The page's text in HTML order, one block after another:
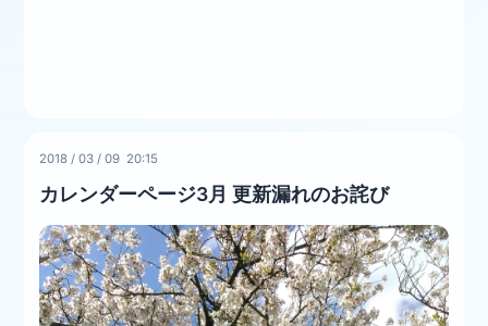
2018 /03 /09 20:15
カレンダーページ3月 更新漏れのお詫び